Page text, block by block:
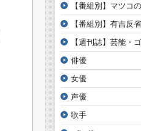
【番組別】マツコ
【番組別】有吉反
【週刊誌】芸能・
俳優
女優
声優
歌手